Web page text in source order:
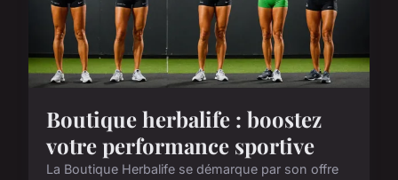
Boutique herbalife : boostez
votre performance sportive
La Boutique Herbalife se démarque par son offre